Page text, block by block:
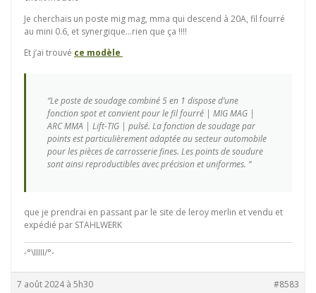
Je cherchais un poste mig mag, mma qui descend à 20A, fil fourré
au mini 0.6, et synergique…rien que ça !!!!
Et j’ai trouvé ce modèle
“Le poste de soudage combiné 5 en 1 dispose d’une
fonction spot et convient pour le fil fourré | MIG MAG |
ARC MMA | Lift-TIG | pulsé. La fonction de soudage par
points est particulièrement adaptée au secteur automobile
pour les pièces de carrosserie fines. Les points de soudure
sont ainsi reproductibles avec précision et uniformes. “
que je prendrai en passant par le site de leroy merlin et vendu et
expédié par STAHLWERK
-°\IIIII/°-
7 août 2024 à 5h30 #8583